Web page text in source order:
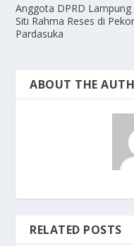
Anggota DPRD Lampung
Siti Rahma Reses di
Pardasuka
ABOUT THE
RELATED POSTS